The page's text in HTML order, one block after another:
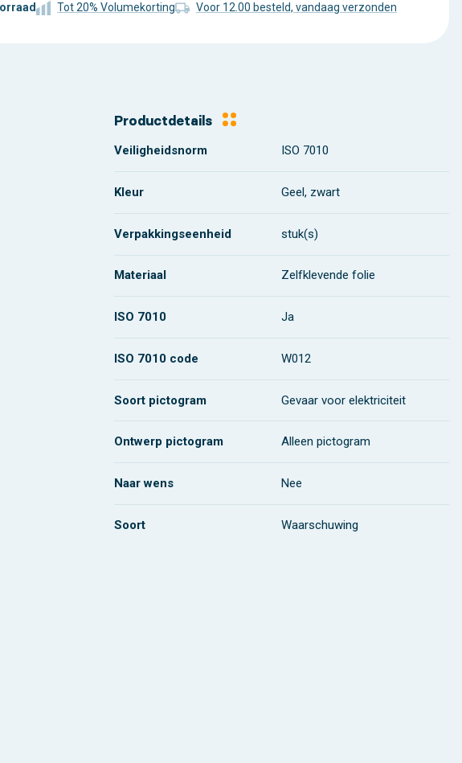
Tot 20% Volumekorting Voor 12.00 besteld, vandaag verzonden
Productdetails
Veiligheidsnorm ISO 7010
Kleur Geel, zwart
Verpakkingseenheid stuk(s)
Materiaal Zelfklevende folie
ISO 7010 Ja
ISO 7010 code W012
Soort pictogram Gevaar voor elektriciteit
Ontwerp pictogram Alleen pictogram
Naar wens Nee
Soort Waarschuwing